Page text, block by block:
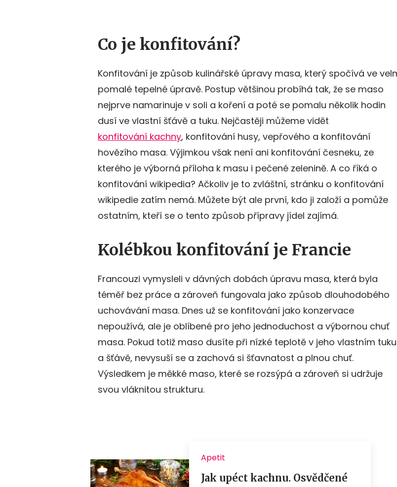
Co je konfitování?
Konfitování je způsob kulinářské úpravy masa, který spočívá ve
pomalé tepelné úpravě. Postup většinou probíhá tak, že se maso
nejprve namarinuje v soli a koření a poté se pomalu několik hodin
dusí ve vlastní šťávě a tuku. Nejčastěji můžeme vidět
konfitování kachny, konfitování husy, vepřového a konfitování
hovězího masa. Výjimkou však není ani konfitování česneku, ze
kterého je výborná příloha k masu i pečené zelenině. A co říká o
konfitování wikipedia? Ačkoliv je to zvláštní, stránku o konfitování
wikipedie zatím nemá. Můžete být ale první, kdo ji založí a pomůže
ostatním, kteří se o tento způsob přípravy jídel zajímá.
Kolébkou konfitování je Francie
Francouzi vymysleli v dávných dobách úpravu masa, která byla
téměř bez práce a zároveň fungovala jako způsob dlouhodobého
uchovávání masa. Dnes už se konfitování jako konzervace
nepoužívá, ale je oblíbené pro jeho jednoduchost a výbornou chuť
masa. Pokud totiž maso dusíte při nízké teplotě v jeho vlastním tuku
a šťávě, nevysuší se a zachová si šťavnatost a plnou chuť.
Výsledkem je měkké maso, které se rozsýpá a zároveň si udržuje
svou vláknitou strukturu.